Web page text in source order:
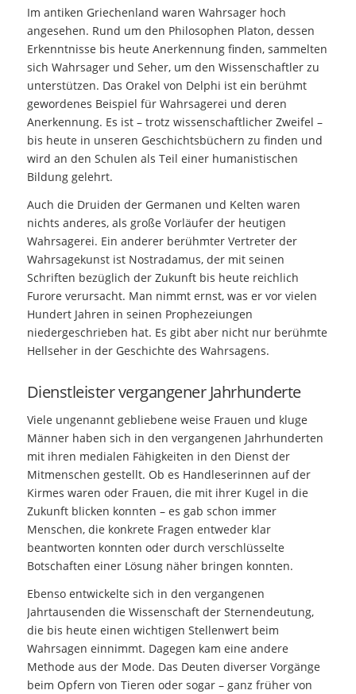
Im antiken Griechenland waren Wahrsager hoch
angesehen. Rund um den Philosophen Platon, dessen
Erkenntnisse bis heute Anerkennung finden, sammelten
sich Wahrsager und Seher, um den Wissenschaftler zu
unterstützen. Das Orakel von Delphi ist ein berühmt
gewordenes Beispiel für Wahrsagerei und deren
Anerkennung. Es ist – trotz wissenschaftlicher Zweifel –
bis heute in unseren Geschichtsbüchern zu finden und
wird an den Schulen als Teil einer humanistischen
Bildung gelehrt.
Auch die Druiden der Germanen und Kelten waren
nichts anderes, als große Vorläufer der heutigen
Wahrsagerei. Ein anderer berühmter Vertreter der
Wahrsagekunst ist Nostradamus, der mit seinen
Schriften bezüglich der Zukunft bis heute reichlich
Furore verursacht. Man nimmt ernst, was er vor vielen
Hundert Jahren in seinen Prophezeiungen
niedergeschrieben hat. Es gibt aber nicht nur berühmte
Hellseher in der Geschichte des Wahrsagens.
Dienstleister vergangener Jahrhunderte
Viele ungenannt gebliebene weise Frauen und kluge
Männer haben sich in den vergangenen Jahrhunderten
mit ihren medialen Fähigkeiten in den Dienst der
Mitmenschen gestellt. Ob es Handleserinnen auf der
Kirmes waren oder Frauen, die mit ihrer Kugel in die
Zukunft blicken konnten – es gab schon immer
Menschen, die konkrete Fragen entweder klar
beantworten konnten oder durch verschlüsselte
Botschaften einer Lösung näher bringen konnten.
Ebenso entwickelte sich in den vergangenen
Jahrtausenden die Wissenschaft der Sternendeutung,
die bis heute einen wichtigen Stellenwert beim
Wahrsagen einnimmt. Dagegen kam eine andere
Methode aus der Mode. Das Deuten diverser Vorgänge
beim Opfern von Tieren oder sogar – ganz früher von